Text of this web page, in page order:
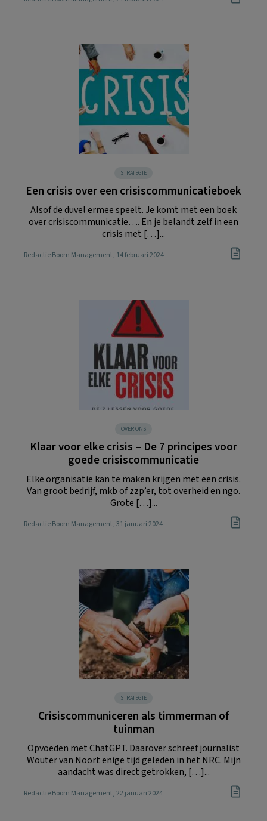
STRATEGIE
Een crisis over een crisiscommunicatieboek
Alsof de duvel ermee speelt. Je komt met een boek
over crisiscommunicatie…. En je belandt zelf in een
crisis met […]...
Redactie Boom Management, 14 februari 2024
OVER ONS
Klaar voor elke crisis – De 7 principes voor
goede crisiscommunicatie
Elke organisatie kan te maken krijgen met een crisis.
Van groot bedrijf, mkb of zzp’er, tot overheid en ngo.
Grote […]...
Redactie Boom Management, 31 januari 2024
STRATEGIE
Crisiscommuniceren als timmerman of
tuinman
Opvoeden met ChatGPT. Daarover schreef journalist
Wouter van Noort enige tijd geleden in het NRC. Mijn
aandacht was direct getrokken, […]...
Redactie Boom Management, 22 januari 2024